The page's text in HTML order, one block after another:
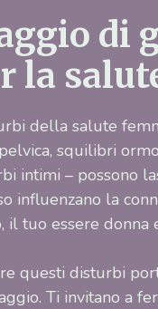
di
la
della salute
squilibri
intimi – possono
influenzano la
il tuo essere donna
questi disturbi
Ti invitano a